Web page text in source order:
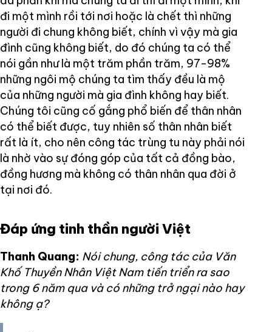
đi một mình rồi tới nơi hoặc là chết thì những
người đi chung không biết, chính vì vậy mà gia
đình cũng không biết, do đó chúng ta có thể
nói gần như là một trăm phần trăm, 97-98%
những ngôi mộ chúng ta tìm thấy đều là mộ
của những người mà gia đình không hay biết.
Chúng tôi cũng cố gắng phổ biến để thân nhân
có thể biết được, tuy nhiên số thân nhân biết
rất là ít, cho nên công tác trùng tu này phải nói
là nhờ vào sự đóng góp của tất cả đồng bào,
đồng hương mà không có thân nhân qua đời ở
tại nơi đó.
Đáp ứng tinh thần người Việt
Thanh Quang: Nói chung, công tác của Văn
Khố Thuyền Nhân Việt Nam tiến triển ra sao
trong 6 năm qua và có những trở ngại nào hay
không ạ?